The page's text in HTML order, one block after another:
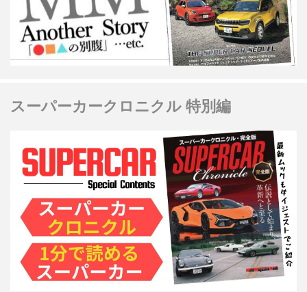
スーパーカークロニクル 特別編